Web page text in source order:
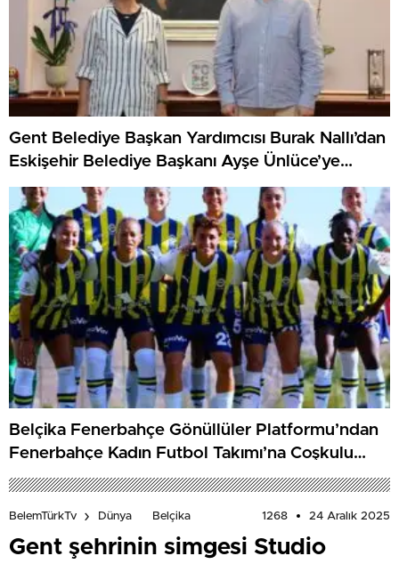
Gent Belediye Başkan Yardımcısı Burak Nallı’dan
Eskişehir Belediye Başkanı Ayşe Ünlüce’ye
ziyaret
Belçika Fenerbahçe Gönüllüler Platformu’ndan
Fenerbahçe Kadın Futbol Takımı’na Coşkulu
Karşılama
BelemTürkTv Dünya Belçika 1268 24 Aralık 2025
Gent şehrinin simgesi Studio